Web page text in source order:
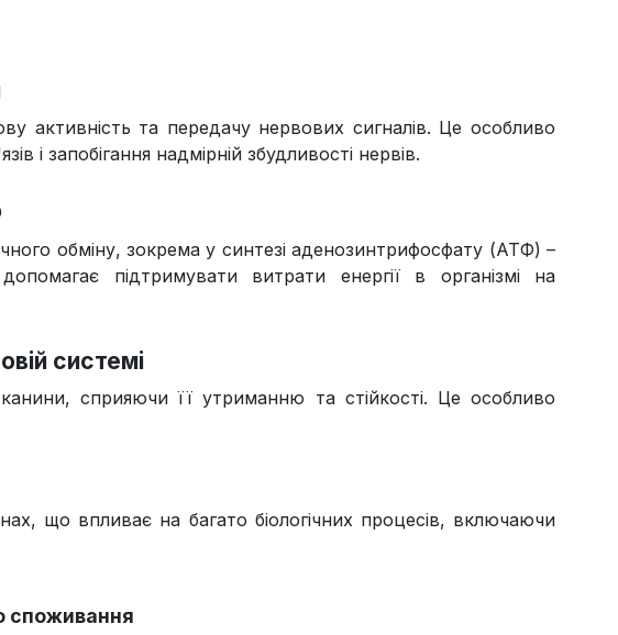
активність та передачу нервових сигналів. Це особливо
і запобігання надмірній збудливості нервів.
обміну, зокрема у синтезі аденозинтрифосфату (АТФ) –
підтримувати витрати енергії в організмі на
системі
сприяючи її утриманню та стійкості. Це особливо
що впливає на багато біологічних процесів, включаючи
споживання